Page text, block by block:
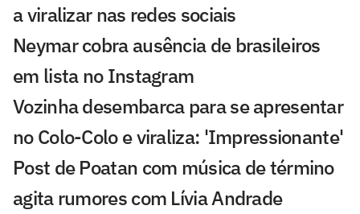
a viralizar nas redes sociais
Neymar cobra ausência de brasileiros
em lista no Instagram
Vozinha desembarca para se apresentar
no Colo-Colo e viraliza: 'Impressionante'
Post de Poatan com música de término
agita rumores com Lívia Andrade